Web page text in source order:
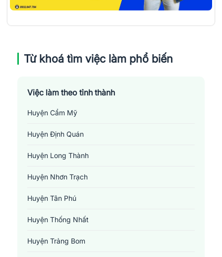
Từ khoá tìm việc làm phổ biến
Việc làm theo tỉnh thành
Huyện Cẩm Mỹ
Huyện Định Quán
Huyện Long Thành
Huyện Nhơn Trạch
Huyện Tân Phú
Huyện Thống Nhất
Huyện Trảng Bom